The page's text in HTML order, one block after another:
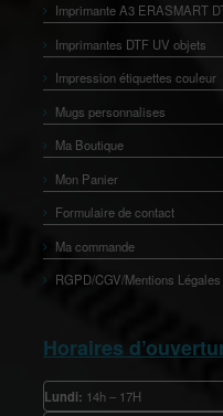
Imprimante A3 ERASMART
Imprimantes DTF UV objets
Impression étiquettes couleur
Mugs personnalises
Ma Boutique
Mon Panier
Formulaire de contact
Ma commande
RGPD/CGV/Mentions Légales
Horaires
Lundi: 14h – 17H